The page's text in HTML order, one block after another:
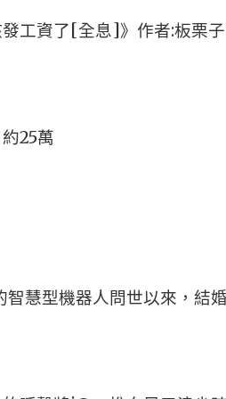
發工資了[全息]》作者:板栗子
25萬
慧型機器人問世以來，結